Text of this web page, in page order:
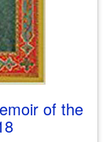
of the